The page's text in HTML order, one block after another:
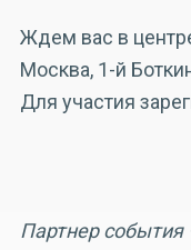
Ждем вас в
Москва, 1-й
Для участия
Партнер события